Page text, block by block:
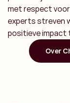
met respect
experts streven
positieve impact
Over